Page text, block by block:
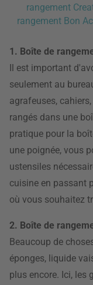
rangement
rangement Bon
1. Boîte de
Il est important
seulement au
agrafeuses,
rangés dans une
pratique pour la
une poignée, vous
ustensiles
cuisine en passant
où vous souhaitez
2. Boîte de
Beaucoup de
éponges, liquide
plus encore. Ici, les